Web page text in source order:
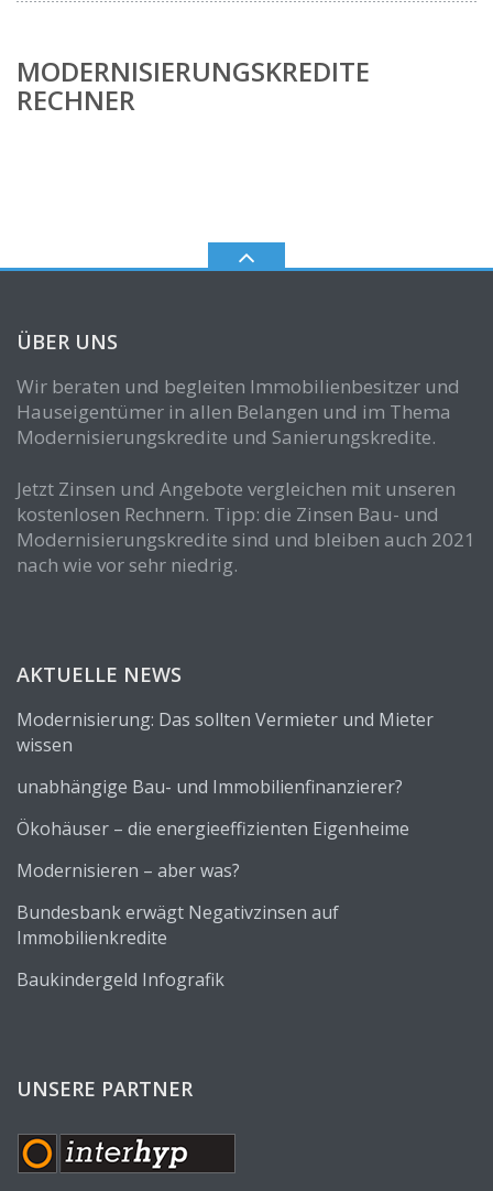
MODERNISIERUNGSKREDITE
RECHNER
ÜBER UNS
Wir beraten und begleiten Immobilienbesitzer und
Hauseigentümer in allen Belangen und im Thema
Modernisierungskredite und Sanierungskredite.
Jetzt Zinsen und Angebote vergleichen mit unseren
kostenlosen Rechnern. Tipp: die Zinsen Bau- und
Modernisierungskredite sind und bleiben auch 2021
nach wie vor sehr niedrig.
AKTUELLE NEWS
Modernisierung: Das sollten Vermieter und Mieter
wissen
unabhängige Bau- und Immobilienfinanzierer?
Ökohäuser – die energieeffizienten Eigenheime
Modernisieren – aber was?
Bundesbank erwägt Negativzinsen auf
Immobilienkredite
Baukindergeld Infografik
UNSERE PARTNER